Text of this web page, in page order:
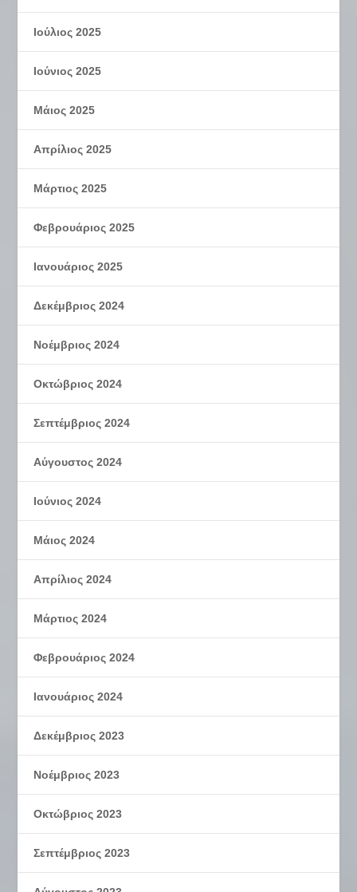
Ιούλιος 2025
Ιούνιος 2025
Μάιος 2025
Απρίλιος 2025
Μάρτιος 2025
Φεβρουάριος 2025
Ιανουάριος 2025
Δεκέμβριος 2024
Νοέμβριος 2024
Οκτώβριος 2024
Σεπτέμβριος 2024
Αύγουστος 2024
Ιούνιος 2024
Μάιος 2024
Απρίλιος 2024
Μάρτιος 2024
Φεβρουάριος 2024
Ιανουάριος 2024
Δεκέμβριος 2023
Νοέμβριος 2023
Οκτώβριος 2023
Σεπτέμβριος 2023